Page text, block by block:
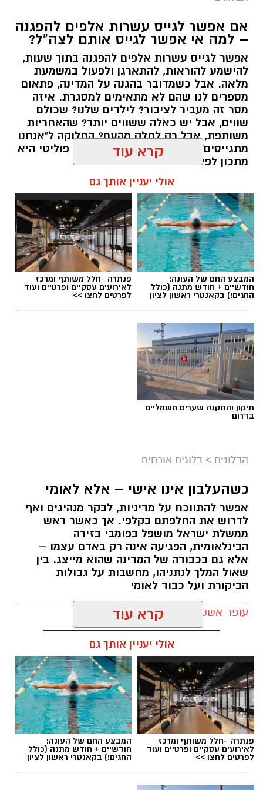
יש לכם מידע חשוב שטרם נחשף? צילומים מאירוע
חדשותי? מצאתם טעות בכתבה? נשמח שתשתפו
אותנו
אם אפשר לגייס עשרות אלפים להפגנה
– למה אי אפשר לגייס אותם לצה"ל?
אפשר לגייס עשרות אלפים להפגנה בתוך שעות,
להישמע להוראות, להתארגן ולפעול במשמעת
מלאה. אבל כשמדובר בהגנה על המדינה, פתאום
מספרים לנו שהם לא מתאימים למסגרת. איזה
מסר זה מעביר לציבור? לילדים שלנו? שכולם
שווים, אבל יש כאלה ששווים יותר? שהאחריות
משותפת, אבל רק לחלק מהעם? החלוקה ל"אנחנו
מתגייסים" ו"הם לא" היא לא רק ויכוח פוליטי היא
מתכון לפילוג שמפורר אותנו מבפנים.
תגים: הפגנות חרדיים גיוס לצה"ל
הפגנות חרדים chatgpt
הפגנות הענק היום, ששיבשו את סדר היום של
מאות אלפי אזרחים, העלו אצלי שאלה
אם הציבור החרדי יודע להתגייס בהמוניו להפגנות,
להישמע להוראות, להתארגן במהירות, לפעול יחד
למען מטרה משותפת, לתמוך אחד בשני, להתלבש
באופן אחיד ולהישמע לסמכות רבנית איך אפשר
לטעון שהמסגרת הצבאית אינה מתאימה לו?
אותם אנשים שיודעים להתייצב כשקוראים להם,
לצאת לרחובות במספרים עצומים, לפעול
במשמעת, באחדות ובנחישות, ולבצע משימות למען
מטרה שהם מאמינים בה מוכיחים בפועל שיש להם
את כל היכולות הנדרשות להשתלבות במסגרת
צבאית.
לכן, הטענה ש"חרדים לא מתאימים לצבא" פשוט
לא מתיישבת עם המציאות שנראית לעין.
קרא עוד
אולי יעניין אותך גם
המבצע החם של העונה:
חודשיים + חודש מתנה (כולל
החגים!) בקאנטרי ראשון לציון
פנתרה -חלל משותף ומרכז
לאירועים עסקיים ופרטיים ועוד
לפרטים לחצו >>
תיקון והתקנה שערים חשמליים
בדרום
הבלוגים > בלוגים אורחים
כשהעלבון אינו אישי – אלא לאומי
אפשר להתווכח על מדיניות, לבקר מנהיגים ואף
לדרוש את החלפתם בקלפי. אך כאשר ראש
ממשלת ישראל מושפל בפומבי בזירה
הבינלאומית, הפגיעה אינה רק באדם עצמו –
אלא גם בכבודה של המדינה שהוא מייצג. בין
שאול המלך לנתניהו, מחשבות על גבולות
הביקורת ועל כבוד לאומי
עופר אשטוקר / 21:23 21.06.26
תגים:בנימין נתניהו, דונלד טראמפ, מדינת ישראל
קרא עוד
אולי יעניין אותך גם
פנתרה -חלל משותף ומרכז
לאירועים עסקיים ופרטיים ועוד
לפרטים לחצו >>
המבצע החם של העונה:
חודשיים + חודש מתנה (כולל
החגים!) בקאנטרי ראשון לציון